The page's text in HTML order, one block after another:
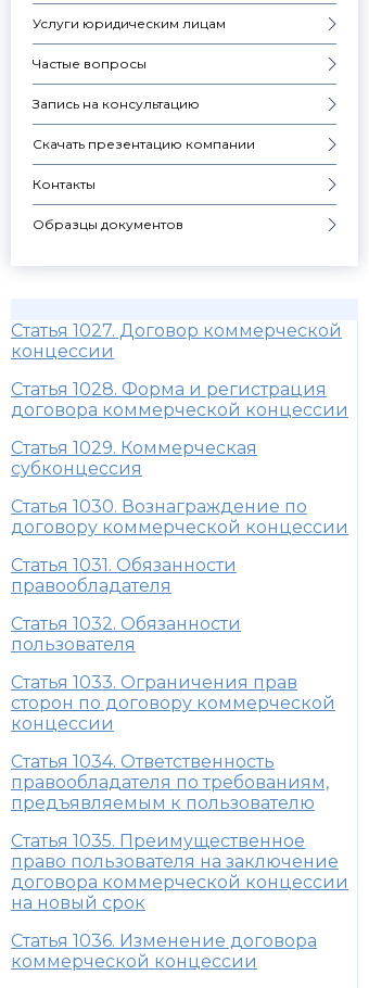
Услуги юридическим лицам
Частые вопросы
Запись на консультацию
Скачать презентацию компании
Контакты
Образцы документов
Статья 1027. Договор коммерческой
концессии
Статья 1028. Форма и регистрация
договора коммерческой концессии
Статья 1029. Коммерческая
субконцессия
Статья 1030. Вознаграждение по
договору коммерческой концессии
Статья 1031. Обязанности
правообладателя
Статья 1032. Обязанности
пользователя
Статья 1033. Ограничения прав
сторон по договору коммерческой
концессии
Статья 1034. Ответственность
правообладателя по требованиям,
предъявляемым к пользователю
Статья 1035. Преимущественное
право пользователя на заключение
договора коммерческой концессии
на новый срок
Статья 1036. Изменение договора
коммерческой концессии